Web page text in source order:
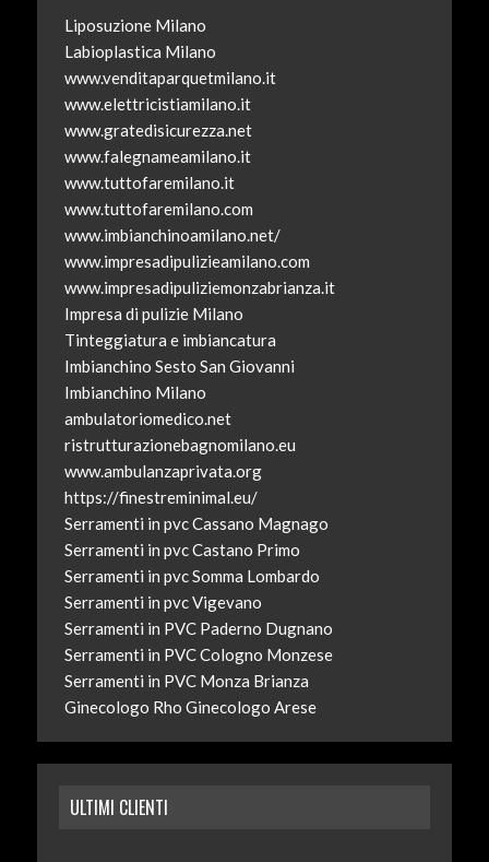
Liposuzione Milano
Labioplastica Milano
www.venditaparquetmilano.it
www.elettricistiamilano.it
www.gratedisicurezza.net
www.falegnameamilano.it
www.tuttofaremilano.it
www.tuttofaremilano.com
www.imbianchinoamilano.net/
www.impresadipulizieamilano.com
www.impresadipuliziemonzabrianza.it
Impresa di pulizie Milano
Tinteggiatura e imbiancatura
Imbianchino Sesto San Giovanni
Imbianchino Milano
ambulatoriomedico.net
ristrutturazionebagnomilano.eu
www.ambulanzaprivata.org
https://finestreminimal.eu/
Serramenti in pvc Cassano Magnago
Serramenti in pvc Castano Primo
Serramenti in pvc Somma Lombardo
Serramenti in pvc Vigevano
Serramenti in PVC Paderno Dugnano
Serramenti in PVC Cologno Monzese
Serramenti in PVC Monza Brianza
Ginecologo Rho Ginecologo Arese
ULTIMI CLIENTI